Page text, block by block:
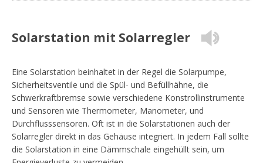
Solarstation mit Solarregler
Eine Solarstation beinhaltet in der Regel die Solarpumpe,
Sicherheitsventile und die Spül- und Befüllhähne, die
Schwerkraftbremse sowie verschiedene Konstrollinstrumente
und Sensoren wie Thermometer, Manometer, und
Durchflusssensoren. Oft ist in die Solarstationen auch der
Solarregler direkt in das Gehäuse integriert. In jedem Fall sollte
die Solarstation in eine Dämmschale eingehüllt sein, um